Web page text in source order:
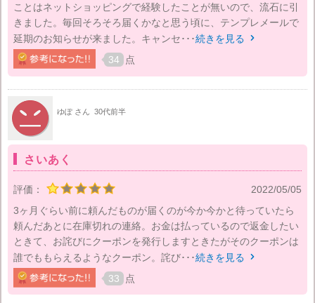
ことはネットショッピングで経験したことが無いので、流石に引
きました。毎回そろそろ届くかなと思う頃に、テンプレメールで
延期のお知らせが来ました。キャンセ･･･続きを見る 
34 点
ゆぽ さん 30代前半
さいあく
評価：
2022/05/05
3ヶ月ぐらい前に頼んだものが届くのが今か今かと待っていたら
頼んだあとに在庫切れの連絡。お金は払っているので返金したい
ときて、お詫びにクーポンを発行しますときたがそのクーポンは
誰でももらえるようなクーポン。詫び･･･続きを見る 
33 点